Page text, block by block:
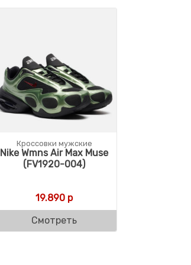
Кроссовки мужские
Nike Wmns Air Max Muse
(FV1920-004)
19.890 р
Смотреть